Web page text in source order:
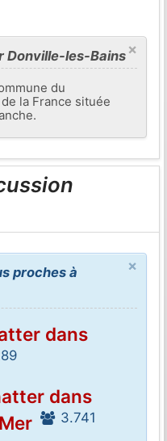
×
Donville-les-Bains
du
la France située
×
proches à
dans
dans
3.741